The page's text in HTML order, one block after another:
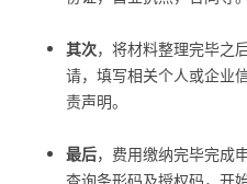
其次，将材料整理完毕之
请，填写相关个人或企业
责声明。
最后，费用缴纳完毕完成